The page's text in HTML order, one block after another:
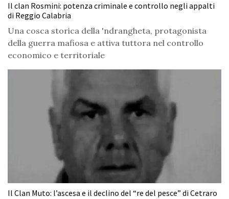
Il clan Rosmini: potenza criminale e controllo negli appalti
di Reggio Calabria
Una cosca storica della 'ndrangheta, protagonista
della guerra mafiosa e attiva tuttora nel controllo
economico e territoriale
Il Clan Muto: l’ascesa e il declino del “re del pesce” di Cetraro